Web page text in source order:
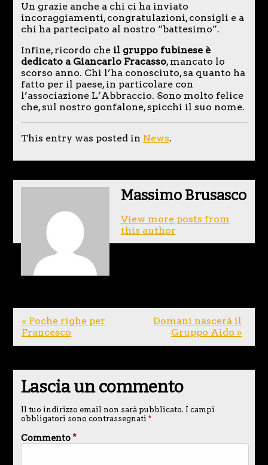
Un grazie anche a chi ci ha inviato
incoraggiamenti, congratulazioni, consigli e a
chi ha partecipato al nostro “battesimo”.
Infine, ricordo che il gruppo fubinese è
dedicato a Giancarlo Fracasso, mancato lo
scorso anno. Chi l’ha conosciuto, sa quanto ha
fatto per il paese, in particolare con
l’associazione L’Abbraccio. Sono molto felice
che, sul nostro gonfalone, spicchi il suo nome.
This entry was posted in News.
Massimo Brusasco
View more posts from
this author
« Poche righe per
Francesco
Domani nascerà il
Gruppo Aido »
Lascia un commento
Il tuo indirizzo email non sarà pubblicato. I campi
obbligatori sono contrassegnati *
Commento*